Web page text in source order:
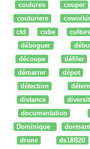
coulures
couper
couturiere
ctd
cube
déboguer
découpe
défiler
démarrer
dépot
détection
distance
documentation
Dominique
drone
ds18B20